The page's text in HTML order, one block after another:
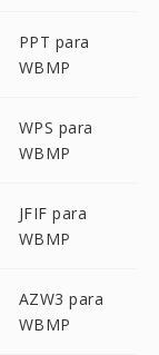
PPT para
WBMP
WPS para
WBMP
JFIF para
WBMP
AZW3 para
WBMP